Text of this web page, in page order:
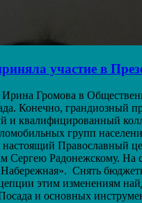
участие в
Громова в
Конечно, грандиозный
и квалифицированный
групп
Православный
Радонежскому. На
Снять
этим изменениям
и основных